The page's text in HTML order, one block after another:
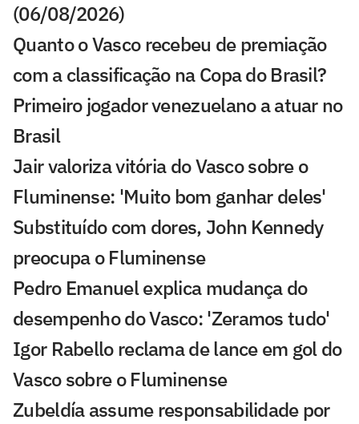
(06/08/2026)
Quanto o Vasco recebeu de premiação
com a classificação na Copa do Brasil?
Primeiro jogador venezuelano a atuar no
Brasil
Jair valoriza vitória do Vasco sobre o
Fluminense: 'Muito bom ganhar deles'
Substituído com dores, John Kennedy
preocupa o Fluminense
Pedro Emanuel explica mudança do
desempenho do Vasco: 'Zeramos tudo'
Igor Rabello reclama de lance em gol do
Vasco sobre o Fluminense
Zubeldía assume responsabilidade por